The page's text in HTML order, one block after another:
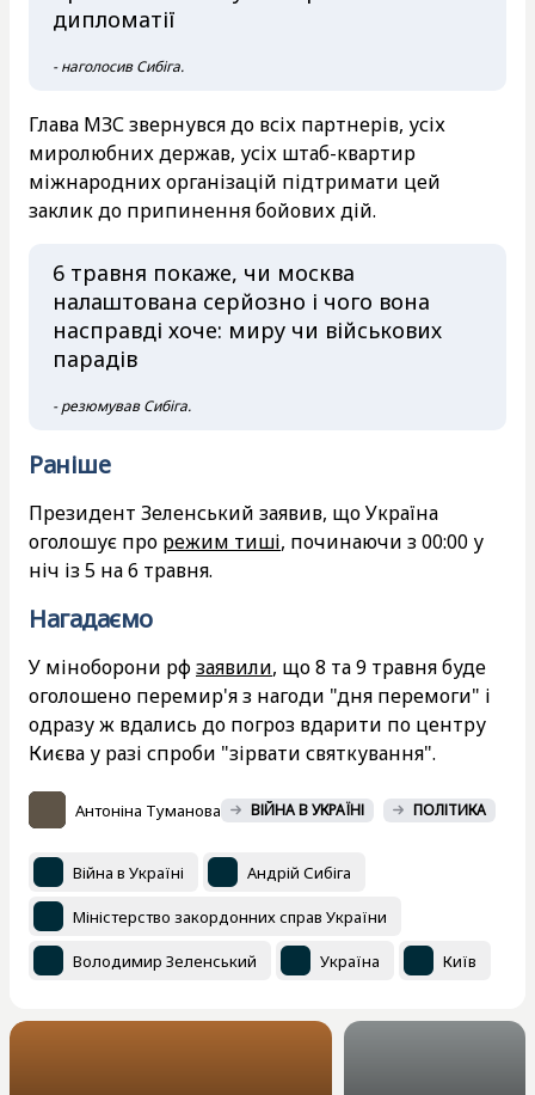
дипломатії
- наголосив Сибіга.
Глава МЗС звернувся до всіх партнерів, усіх
миролюбних держав, усіх штаб-квартир
міжнародних організацій підтримати цей
заклик до припинення бойових дій.
6 травня покаже, чи москва
налаштована серйозно і чого вона
насправді хоче: миру чи військових
парадів
- резюмував Сибіга.
Раніше
Президент Зеленський заявив, що Україна
оголошує про режим тиші, починаючи з 00:00 у
ніч із 5 на 6 травня.
Нагадаємо
У міноборони рфзаявили, що 8 та 9 травня буде
оголошено перемир'я з нагоди "дня перемоги" і
одразу ж вдались до погроз вдарити по центру
Києва у разі спроби "зірвати святкування".
Антоніна Туманова ВІЙНА В УКРАЇНІ ПОЛІТИКА
Війна в Україні Андрій Сибіга
Міністерство закордонних справ України
Володимир Зеленський Україна Київ